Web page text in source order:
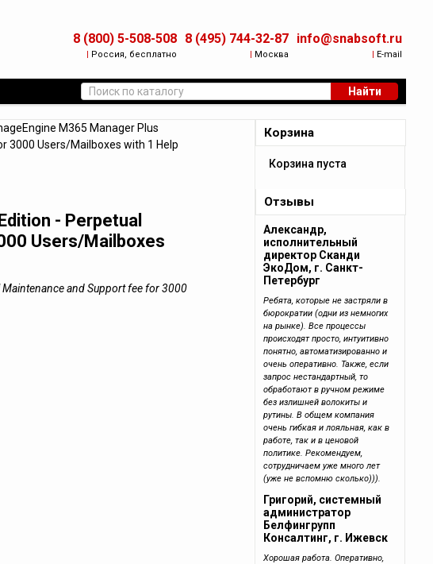
8 (800) 5-508-508
| Россия, бесплатно
8 (495) 744-32-87
| Москва
info@snabsoft.ru
| E-mail
Найти
M365 Manager Plus
3000 Users/Mailboxes with 1 Help
- Perpetual
Users/Mailboxes
and Support fee for 3000
Корзина
Корзина пуста
Отзывы
Александр,
исполнительный
директор Сканди
ЭкоДом, г. Санкт-
Петербург
Ребята, которые не застряли в
бюрократии (одни из немногих
на рынке). Все процессы
происходят просто, интуитивно
понятно, автоматизированно и
очень оперативно. Также, если
запрос нестандартный, то
обработают в ручном режиме
без излишней волокиты и
рутины. В общем компания
очень гибкая и лояльная, как в
работе, так и в ценовой
политике. Рекомендуем,
сотрудничаем уже много лет
(уже не вспомню сколько))).
Григорий, системный
администратор
Белфингрупп
Консалтинг, г. Ижевск
Хорошая работа. Оперативно,